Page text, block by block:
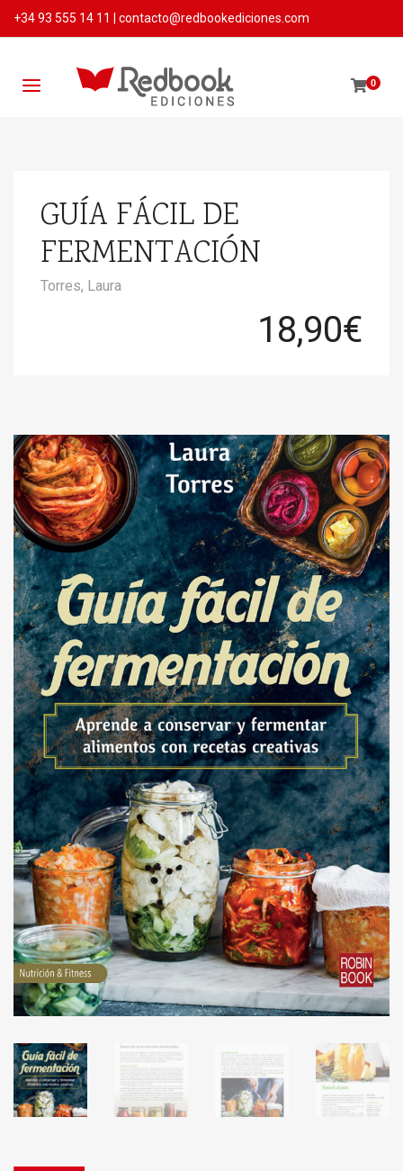
+34 93 555 14 11 contacto@redbookediciones.com
0
GUÍA FÁCIL DE
FERMENTACIÓN
Torres, Laura
18,90€